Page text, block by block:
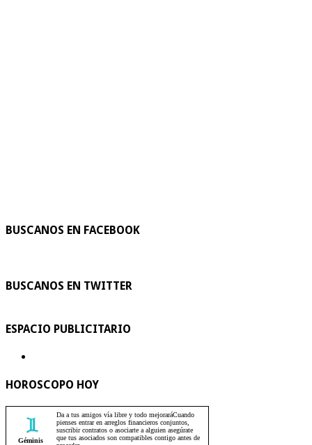
BUSCANOS EN FACEBOOK
BUSCANOS EN TWITTER
ESPACIO PUBLICITARIO
HOROSCOPO HOY